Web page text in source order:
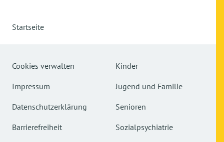
Startseite
Cookies verwalten
Impressum
Datenschutzerklärung
Barrierefreiheit
Kinder
Jugend und Familie
Senioren
Sozialpsychiatrie